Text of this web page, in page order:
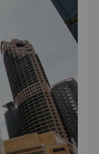
市活力氛围的
优选的豪华购
汇集了奢华品
忘了去参观标志
证为马来西亚最
是这座城市新
品牌、精心策划
雅致的都市生